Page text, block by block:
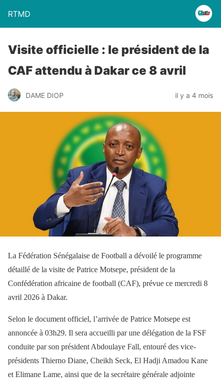
RTMD
Visite officielle : le président de la
CAF attendu à Dakar ce 8 avril
DAME DIOP il y a 4 mois
La Fédération Sénégalaise de Football a dévoilé le programme
détaillé de la visite de Patrice Motsepe, président de la
Confédération africaine de football (CAF), prévue ce mercredi 8
avril 2026 à Dakar.
Selon le document officiel, l’arrivée de Patrice Motsepe est
annoncée à 03h29. Il sera accueilli par une délégation de la FSF
conduite par son président Abdoulaye Fall, entouré des vice-
présidents Thierno Diane, Cheikh Seck, El Hadji Amadou Kane
et Elimane Lame, ainsi que de la secrétaire générale adjointe